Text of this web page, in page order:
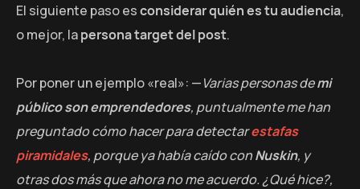
El siguiente paso esconsiderar quién es tu audiencia,
o mejor, lapersona target del post.
Por poner un ejemplo «real»: —Varias personas demi
público son emprendedores, puntualmente me han
preguntado cómo hacer para detectarestafas
piramidales, porque ya había caído conNuskin, y
otras dos más que ahora no me acuerdo. ¿Qué hice?,